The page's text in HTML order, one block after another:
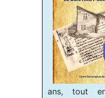
ans, tout